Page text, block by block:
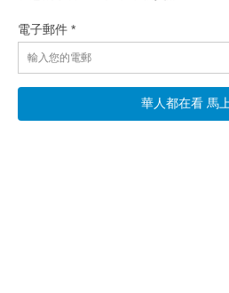
【新唐人北京時間2026年08月06日
行，有護照也不許出國，普通老百姓
狗」，民間資本遭清算，千億大佬、
溫非常熱，房子裡幾乎隨時要打開冷